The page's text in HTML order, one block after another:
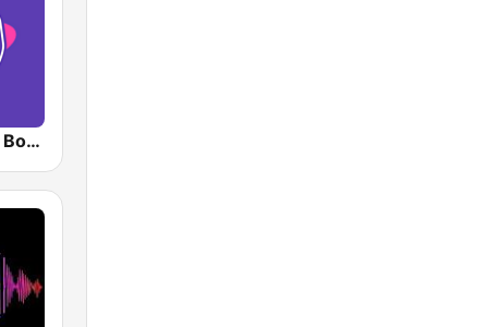
RadioAcktiva Bogotá